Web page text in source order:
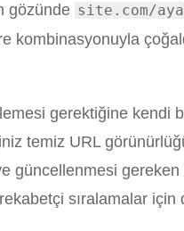
gözünde site.com/
kombinasyonuyla
gerektiğine kendi
temiz URL
güncellenmesi
sıralamalar için